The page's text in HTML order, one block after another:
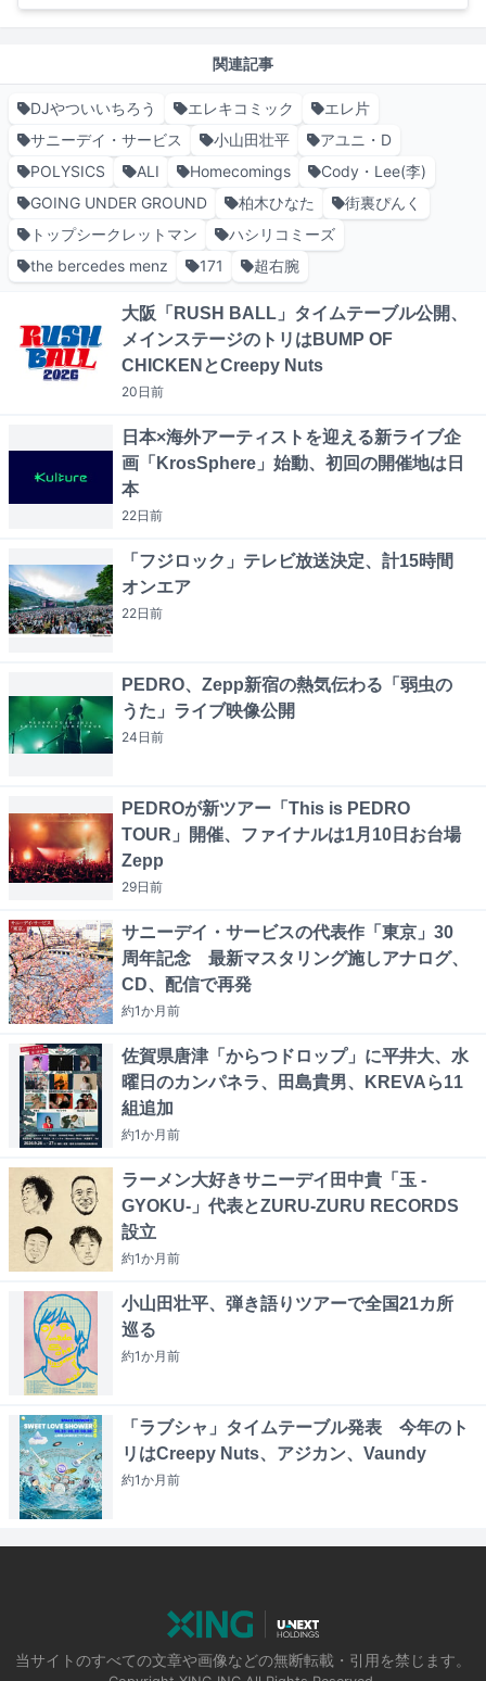
関連記事
DJやついいちろう エレキコミック
エレ片
サニーデイ・サービス
小山田壮平
アユニ・D
POLYSICS
ALI Homecomings
Cody・Lee(李)
GOING UNDER GROUND
柏木ひなた
街裏ぴんく
トップシークレットマン
ハシリコミーズ
the bercedes menz
171 超右腕
大阪「RUSH BALL」タイムテーブル公開、
メインステージのトリはBUMP OF
CHICKENとCreepy Nuts
20日前
日本×海外アーティストを迎える新ライブ企
画「KrosSphere」始動、初回の開催地は日
本
22日前
「フジロック」テレビ放送決定、計15時間
オンエア
22日前
PEDRO、Zepp新宿の熱気伝わる「弱虫の
うた」ライブ映像公開
24日前
PEDROが新ツアー「This is PEDRO
TOUR」開催、ファイナルは1月10日お台場
Zepp
29日前
サニーデイ・サービスの代表作「東京」30
周年記念 最新マスタリング施しアナログ、
CD、配信で再発
約1か月前
佐賀県唐津「からつドロップ」に平井大、水
曜日のカンパネラ、田島貴男、KREVAら11
組追加
約1か月前
ラーメン大好きサニーデイ田中貴「玉 -
GYOKU-」代表とZURU-ZURU RECORDS
設立
約1か月前
小山田壮平、弾き語りツアーで全国21カ所
巡る
約1か月前
「ラブシャ」タイムテーブル発表 今年のト
リはCreepy Nuts、アジカン、Vaundy
約1か月前
当サイトのすべての文章や画像などの無断転載・引用を禁じます。